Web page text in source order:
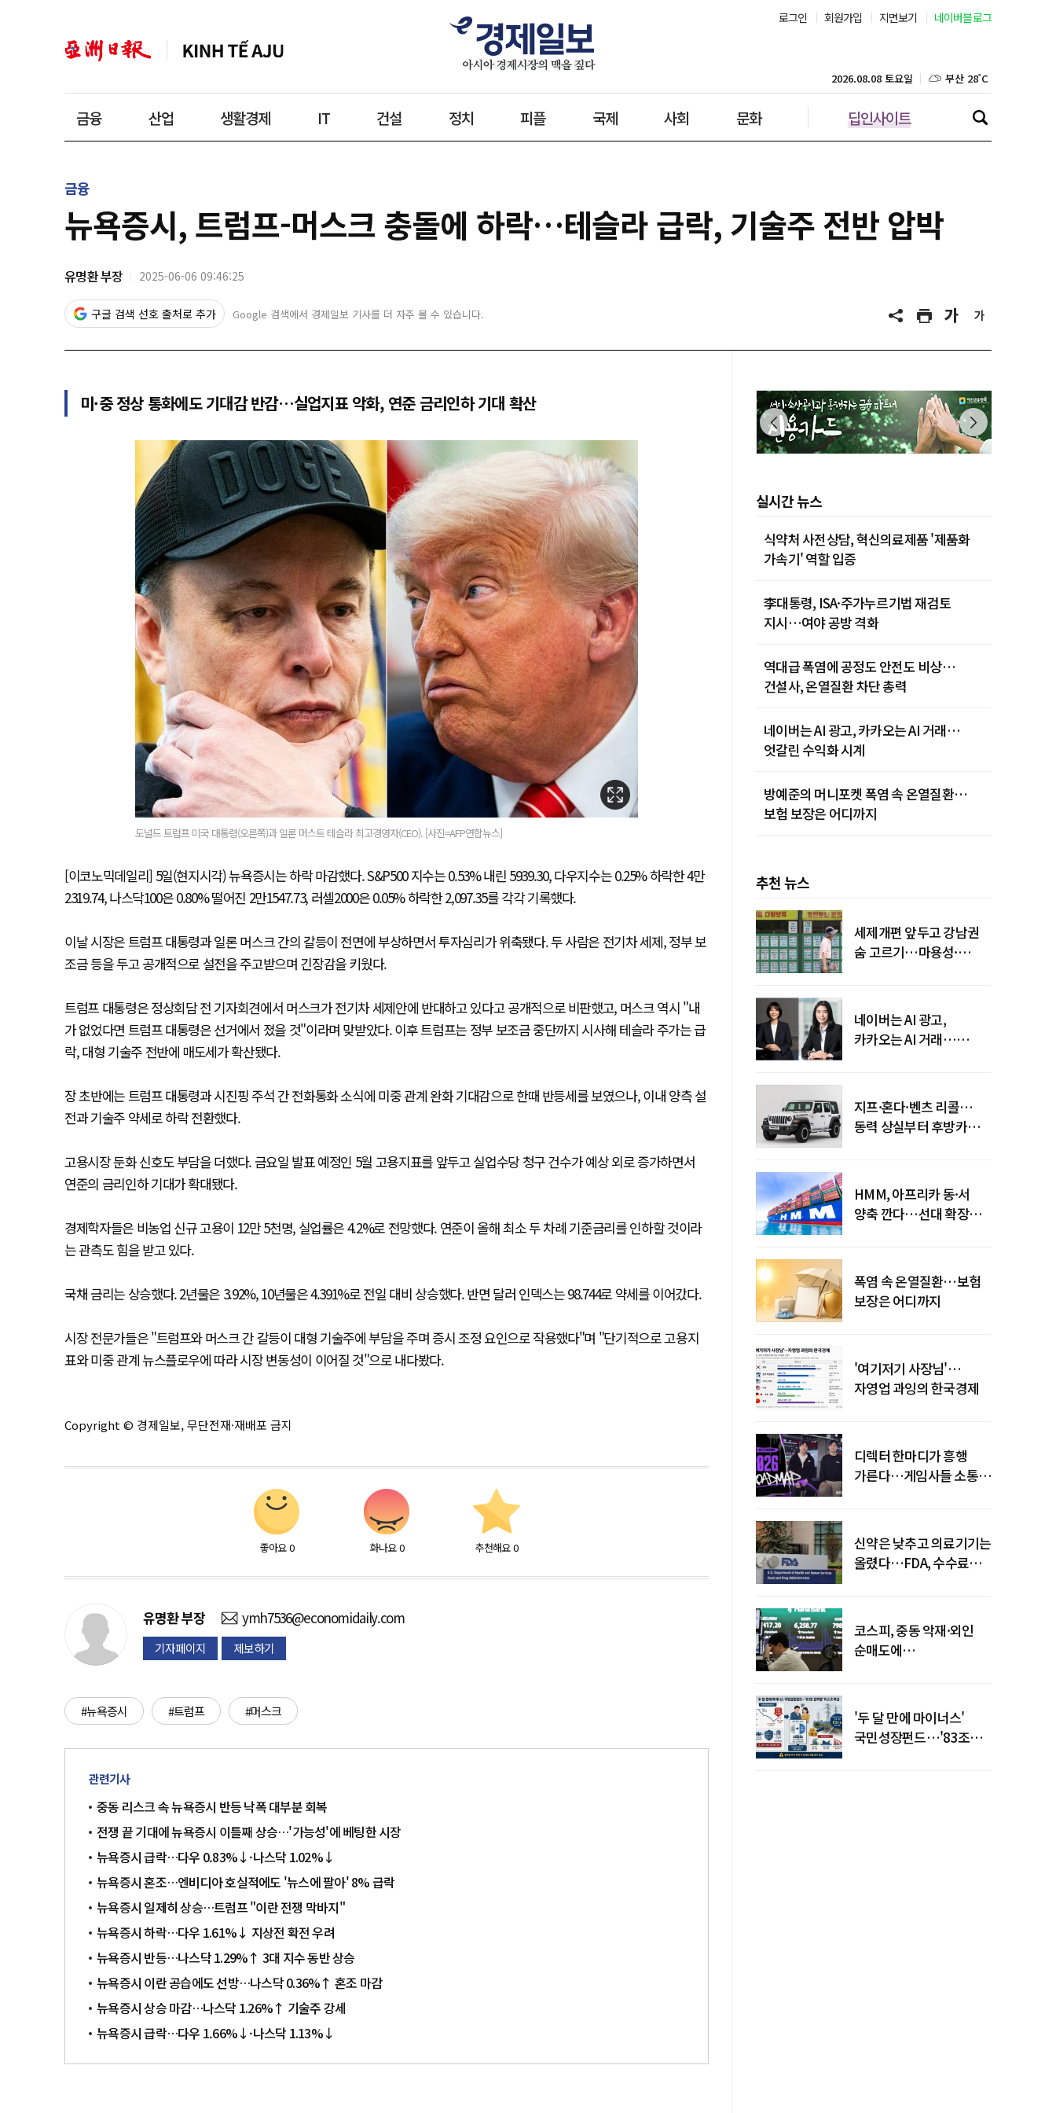
로그인 회원가입 지면보기 네이버블로그
금융 산업 생활경제 IT 건설 정치 피플 국제 사회 문화 딥인사이트
2026.08.08 토요일 대구 27˚C
인천 26˚C
제주 29˚C
금융
뉴욕증시, 트럼프-머스크 충돌에 하락…테슬라 급락, 기술주 전반 압박
유명환 부장 2025-06-06 09:46:25
구글 검색 선호 출처로 추가 Google 검색에서 경제일보 기사를 더 자주 볼 수 있습니다.
미·중 정상 통화에도 기대감 반감…실업지표 악화, 연준 금리인하 기대 확산
도널드 트럼프 미국 대통령(오른쪽)과 일론 머스트 테슬라 최고경영자(CEO). [사진=AFP연합뉴스]
[이코노믹데일리] 5일(현지시각) 뉴욕증시는 하락 마감했다. S&P500 지수는 0.53% 내린 5939.30, 다우지수는 0.25% 하락한 4만
2319.74, 나스닥100은 0.80% 떨어진 2만1547.73, 러셀2000은 0.05% 하락한 2,097.35를 각각 기록했다.
이날 시장은 트럼프 대통령과 일론 머스크 간의 갈등이 전면에 부상하면서 투자심리가 위축됐다. 두 사람은 전기차 세제, 정부 보
조금 등을 두고 공개적으로 설전을 주고받으며 긴장감을 키웠다.
트럼프 대통령은 정상회담 전 기자회견에서 머스크가 전기차 세제안에 반대하고 있다고 공개적으로 비판했고, 머스크 역시 "내
가 없었다면 트럼프 대통령은 선거에서 졌을 것"이라며 맞받았다. 이후 트럼프는 정부 보조금 중단까지 시사해 테슬라 주가는 급
락, 대형 기술주 전반에 매도세가 확산됐다.
장 초반에는 트럼프 대통령과 시진핑 주석 간 전화통화 소식에 미중 관계 완화 기대감으로 한때 반등세를 보였으나, 이내 양측 설
전과 기술주 약세로 하락 전환했다.
고용시장 둔화 신호도 부담을 더했다. 금요일 발표 예정인 5월 고용지표를 앞두고 실업수당 청구 건수가 예상 외로 증가하면서
연준의 금리인하 기대가 확대됐다.
경제학자들은 비농업 신규 고용이 12만 5천명, 실업률은 4.2%로 전망했다. 연준이 올해 최소 두 차례 기준금리를 인하할 것이라
는 관측도 힘을 받고 있다.
국채 금리는 상승했다. 2년물은 3.92%, 10년물은 4.391%로 전일 대비 상승했다. 반면 달러 인덱스는 98.744로 약세를 이어갔다.
시장 전문가들은 "트럼프와 머스크 간 갈등이 대형 기술주에 부담을 주며 증시 조정 요인으로 작용했다"며 "단기적으로 고용지
표와 미중 관계 뉴스플로우에 따라 시장 변동성이 이어질 것"으로 내다봤다.
Copyright © 경제일보, 무단전재·재배포 금지
좋아요 0 화나요 0 추천해요 0
유명환부장 ymh7536@economidaily.com
기자페이지 제보하기
#뉴욕증시 #트럼프 #머스크
관련기사
중동 리스크 속 뉴욕증시 반등 낙폭 대부분 회복
전쟁 끝 기대에 뉴욕증시 이틀째 상승…'가능성'에 베팅한 시장
뉴욕증시 급락…다우 0.83%↓·나스닥 1.02%↓
뉴욕증시 혼조…엔비디아 호실적에도 '뉴스에 팔아' 8% 급락
뉴욕증시 일제히 상승…트럼프 "이란 전쟁 막바지"
뉴욕증시 하락…다우 1.61%↓ 지상전 확전 우려
뉴욕증시 반등…나스닥 1.29%↑ 3대 지수 동반 상승
뉴욕증시 이란 공습에도 선방…나스닥 0.36%↑ 혼조 마감
뉴욕증시 상승 마감…나스닥 1.26%↑ 기술주 강세
뉴욕증시 급락…다우 1.66%↓·나스닥 1.13%↓
실시간 뉴스
식약처 사전상담, 혁신의료제품 '제품화
가속기' 역할 입증
李대통령, ISA·주가누르기법 재검토
지시…여야 공방 격화
역대급 폭염에 공정도 안전도 비상…
건설사, 온열질환 차단 총력
네이버는 AI 광고, 카카오는 AI 거래…
엇갈린 수익화 시계
방예준의 머니포켓 폭염 속 온열질환…
보험 보장은 어디까지
추천 뉴스
세제개편 앞두고 강남권
숨 고르기…마용성·
네이버는 AI 광고,
카카오는 AI 거래…
지프·혼다·벤츠 리콜…
동력 상실부터 후방카메라
HMM, 아프리카 동·서
양축 깐다…선대 확장
폭염 속 온열질환…보험
보장은 어디까지
'여기저기 사장님'…
자영업 과잉의 한국경제
디렉터 한마디가 흥행
가른다…게임사들 소통
신약은 낮추고 의료기기는
올렸다…FDA, 수수료
코스피, 중동 악재·외인
순매도에
'두 달 만에 마이너스'
국민성장펀드…'83조